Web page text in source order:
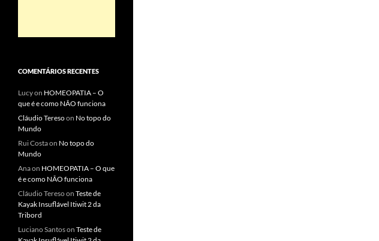
COMENTÁRIOS RECENTES
Lucyon HOMEOPATIA – O
que é e como NÃO funciona
Cláudio Teresoon No topo do
Mundo
Rui Costaon No topo do
Mundo
Anaon HOMEOPATIA – O que
é e como NÃO funciona
Cláudio Teresoon Teste de
Kayak Insuflável Itiwit 2 da
Tribord
Luciano Santoson Teste de